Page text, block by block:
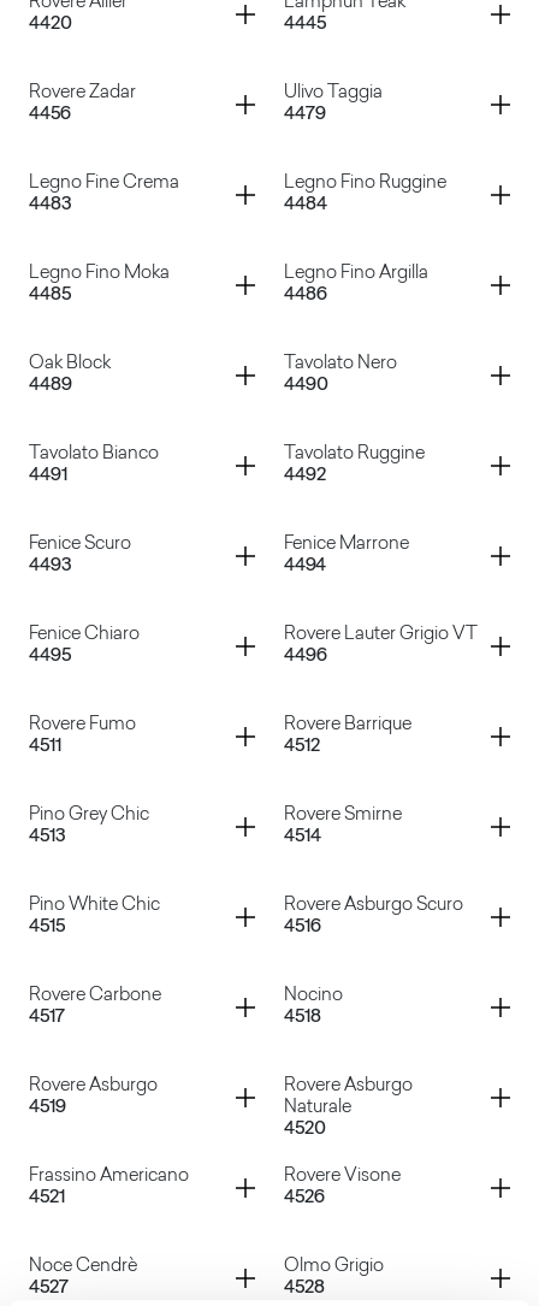
4420
4445
Rovere Zadar
4456
Container
Ulivo Taggia
4479
Container
Legno Fine Crema
4483
Container
Legno Fino Ruggine
4484
Container
Legno Fino Moka
4485
Container
Legno Fino Argilla
4486
Container
Oak Block
4489
Container
Tavolato Nero
4490
Container
Tavolato Bianco
4491
Container
Tavolato Ruggine
4492
Container
Fenice Scuro
4493
Container
Fenice Marrone
4494
Container
Fenice Chiaro
4495
Container
Rovere Lauter Grigio VT
4496
Container
Rovere Fumo
4511
Container
Rovere Barrique
4512
Container
Pino Grey Chic
4513
Container
Rovere Smirne
4514
Container
Pino White Chic
4515
Container
Rovere Asburgo Scuro
4516
Container
Rovere Carbone
4517
Container
Nocino
4518
Container
Rovere Asburgo
4519
Container
Rovere Asburgo
Naturale
4520
Container
Frassino Americano
4521
Container
Rovere Visone
4526
Container
Noce Cendrè
4527
Container
Olmo Grigio
4528
Container